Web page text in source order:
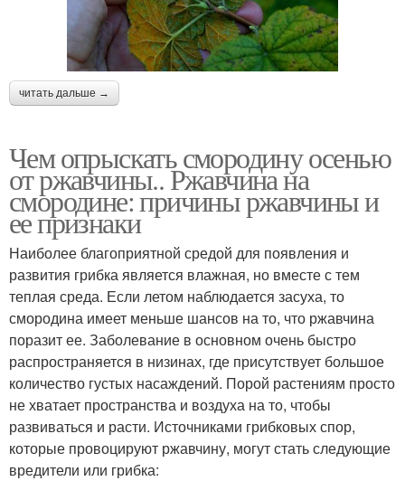
читать дальше →
Чем опрыскать смородину осенью
от ржавчины.. Ржавчина на
смородине: причины ржавчины и
ее признаки
Наиболее благоприятной средой для появления и
развития грибка является влажная, но вместе с тем
теплая среда. Если летом наблюдается засуха, то
смородина имеет меньше шансов на то, что ржавчина
поразит ее. Заболевание в основном очень быстро
распространяется в низинах, где присутствует большое
количество густых насаждений. Порой растениям просто
не хватает пространства и воздуха на то, чтобы
развиваться и расти. Источниками грибковых спор,
которые провоцируют ржавчину, могут стать следующие
вредители или грибка: